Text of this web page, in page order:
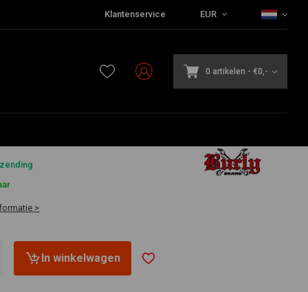
Klantenservice EUR
0 artikelen - €0,-
>
In winkelwagen